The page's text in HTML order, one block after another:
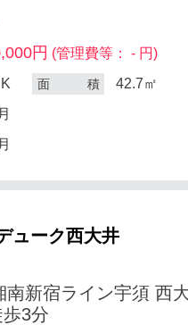
円 (管理費等： - 円)
面 積 42.7㎡
ューク西大井
南新宿ライン宇須 西
歩3分